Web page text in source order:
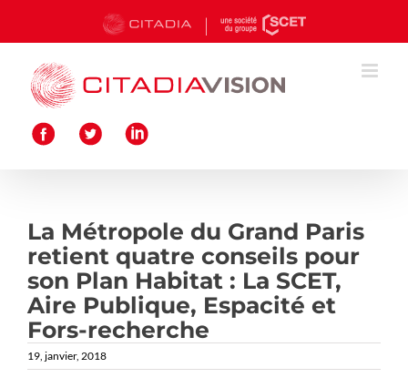
contenu
La Métropole du Grand Paris
retient quatre conseils pour
son Plan Habitat : La SCET,
Aire Publique, Espacité et
Fors-recherche
19, janvier, 2018